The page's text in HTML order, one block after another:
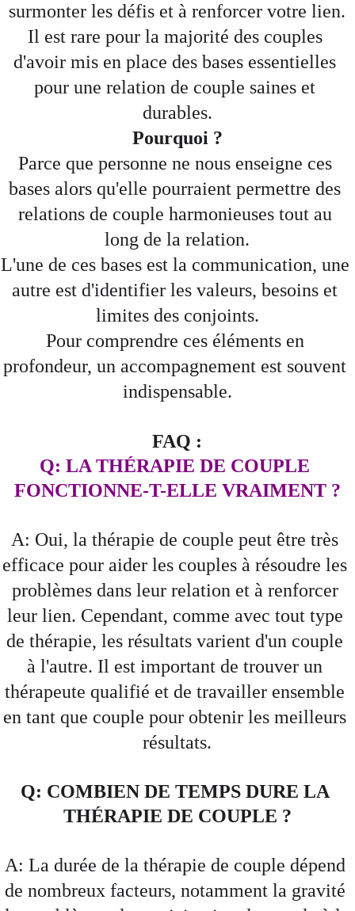
surmonter les défis et à renforcer votre lien.
Il est rare pour la majorité des couples
d'avoir mis en place des bases essentielles
pour une relation de couple saines et
durables.
Pourquoi ?
Parce que personne ne nous enseigne ces
bases alors qu'elle pourraient permettre des
relations de couple harmonieuses tout au
long de la relation.
L'une de ces bases est la communication, une
autre est d'identifier les valeurs, besoins et
limites des conjoints.
Pour comprendre ces éléments en
profondeur, un accompagnement est souvent
indispensable.
FAQ :
Q: LA THÉRAPIE DE COUPLE
FONCTIONNE-T-ELLE VRAIMENT ?
A: Oui, la thérapie de couple peut être très
efficace pour aider les couples à résoudre les
problèmes dans leur relation et à renforcer
leur lien. Cependant, comme avec tout type
de thérapie, les résultats varient d'un couple
à l'autre. Il est important de trouver un
thérapeute qualifié et de travailler ensemble
en tant que couple pour obtenir les meilleurs
résultats.
Q: COMBIEN DE TEMPS DURE LA
THÉRAPIE DE COUPLE ?
A: La durée de la thérapie de couple dépend
de nombreux facteurs, notamment la gravité